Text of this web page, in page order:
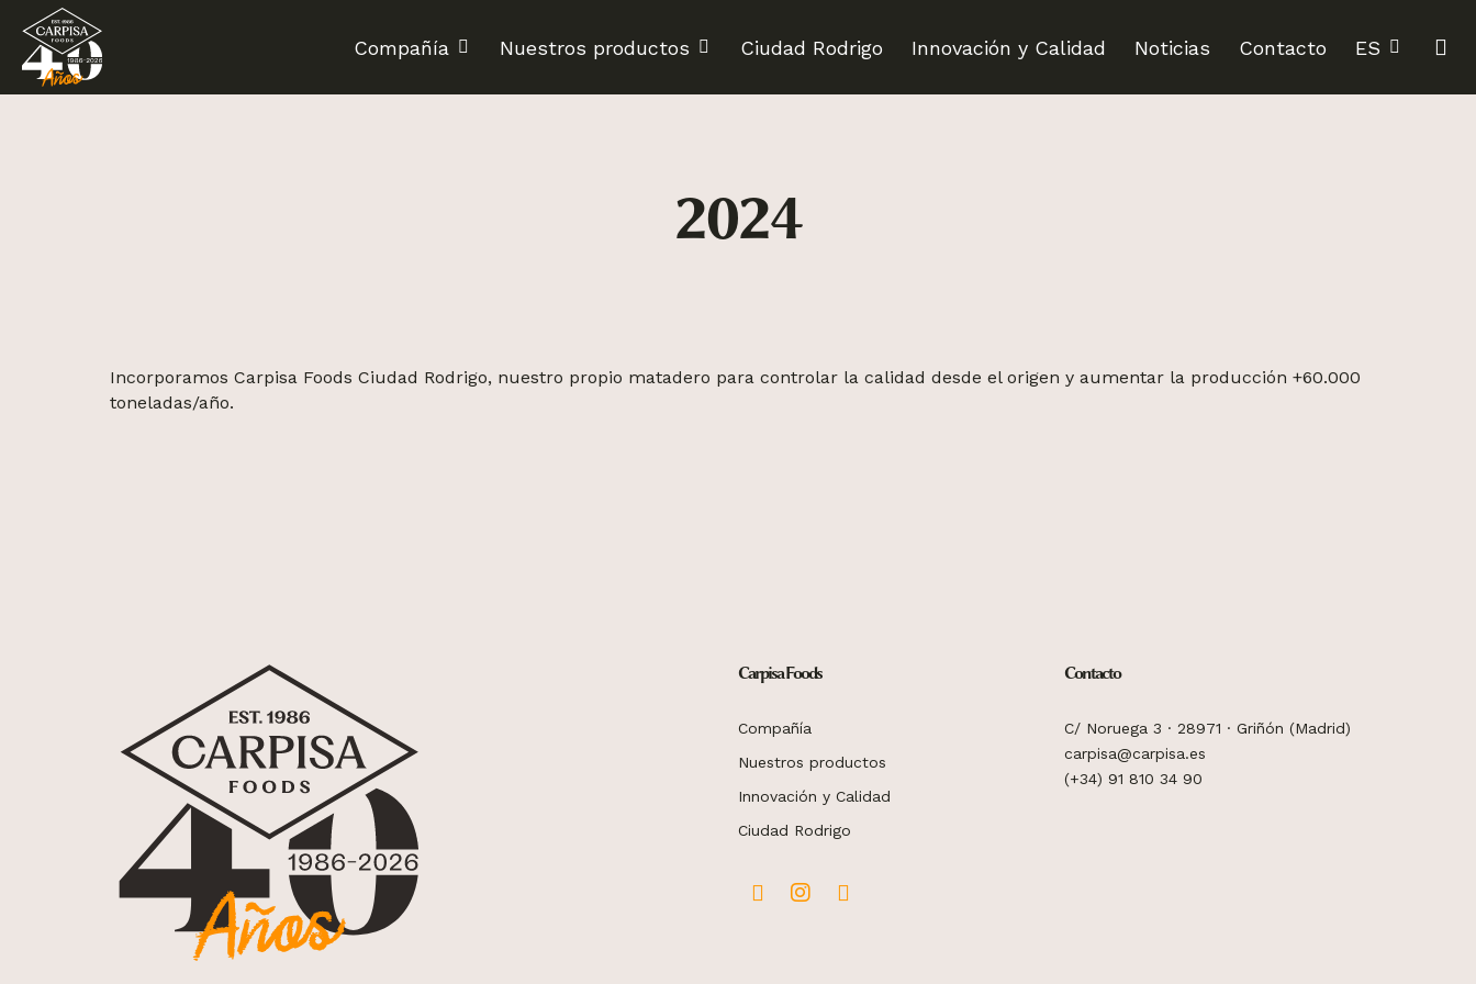
main
content
Compañía Nuestros productos Ciudad Rodrigo Innovación y Calidad Noticias Contacto ES
2024
Incorporamos Carpisa Foods Ciudad Rodrigo, nuestro propio matadero para controlar la calidad desde el origen y aumentar la producción +60.000
toneladas/año.
Carpisa Foods
Compañía
Nuestros productos
Innovación y Calidad
Ciudad Rodrigo
Contacto
C/ Noruega 3 · 28971 · Griñón (Madrid)
carpisa@carpisa.es
(+34) 91 810 34 90